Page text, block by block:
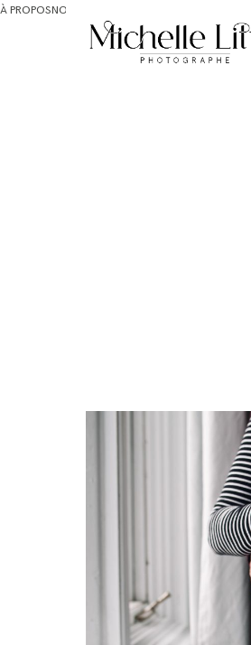
À PROPOSNOUVEAU-NÉS ET MATERNITÉ